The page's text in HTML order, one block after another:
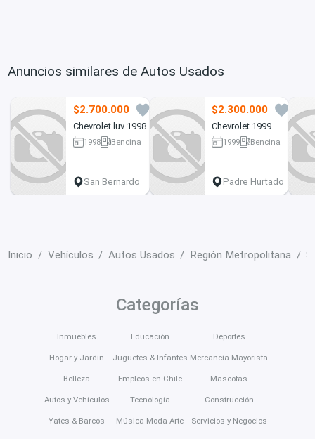
Anuncios similares de Autos Usados
$2.700.000
Chevrolet luv 1998
1998
Bencina
San Bernardo
$2.300.000
Chevrolet 1999
1999
Bencina
Padre Hurtado
Inicio Vehículos Autos Usados Región Metropolitana
Categorías
Inmuebles
Hogar y Jardín
Belleza
Autos y Vehículos
Yates & Barcos
Educación
Juguetes & Infantes
Empleos en Chile
Tecnología
Música Moda Arte
Deportes
Mercancía Mayorista
Mascotas
Construcción
Servicios y Negocios